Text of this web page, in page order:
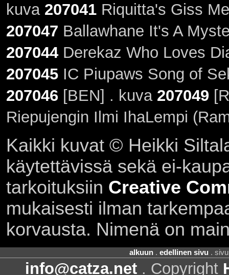
kuva 207041Riquitta's Giss
207047 Ballawhane It's A
207044Derekaz Who Loves
207045IC Piupaws Song of
207046[BEN] . kuva 207049
Riepujengin Ilmi IhaLempi
Kaikki kuvat © Heikki
käytettävissä sekä ei-
tarkoituksiin Creative
mukaisesti ilman
korvausta. Nimenä on
alkuun . edellinen sivu .
info@catza.net . Copyright